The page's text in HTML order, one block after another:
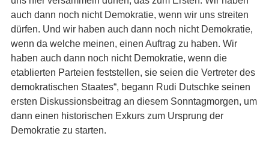
auch dann noch nicht Demokratie, wenn wir uns streiten
dürfen. Und wir haben auch dann noch nicht Demokratie,
wenn da welche meinen, einen Auftrag zu haben. Wir
haben auch dann noch nicht Demokratie, wenn die
etablierten Parteien feststellen, sie seien die Vertreter des
demokratischen Staates“, begann Rudi Dutschke seinen
ersten Diskussionsbeitrag an diesem Sonntagmorgen, um
dann einen historischen Exkurs zum Ursprung der
Demokratie zu starten.